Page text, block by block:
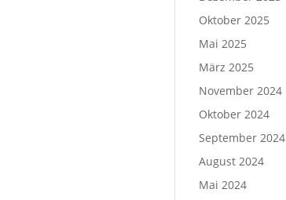
Oktober 2025
Mai 2025
März 2025
November 2024
Oktober 2024
September 2024
August 2024
Mai 2024